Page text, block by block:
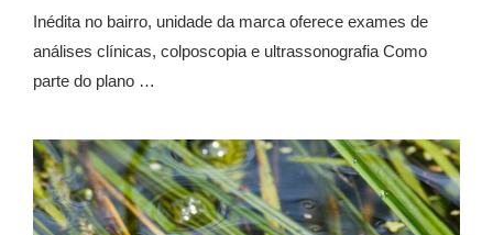
Inédita no bairro, unidade da marca oferece exames de
análises clínicas, colposcopia e ultrassonografia Como
parte do plano …